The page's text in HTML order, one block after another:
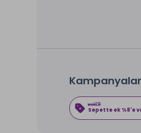
Kampanyalar
Sepette ek %8'e